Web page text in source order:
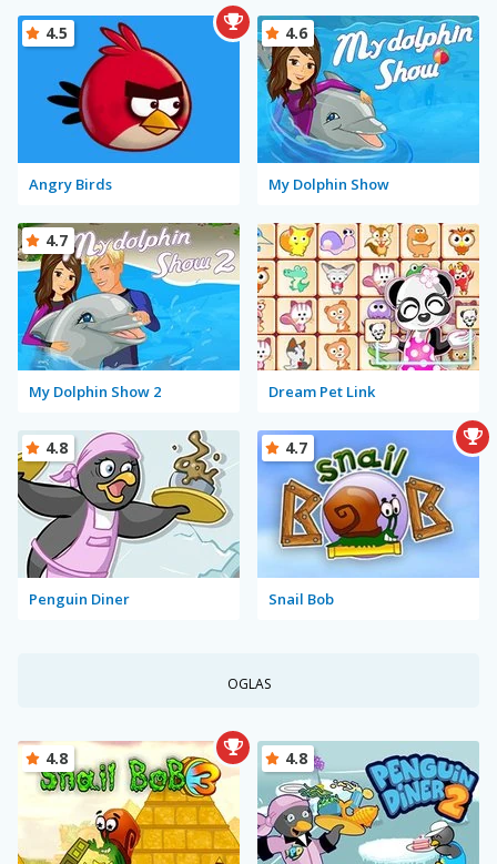
Angry Birds
4.5
My Dolphin Show
4.6
My Dolphin Show 2
4.7
Dream Pet Link
Penguin Diner
4.8
Snail Bob
4.7
OGLAS
4.8 4.8